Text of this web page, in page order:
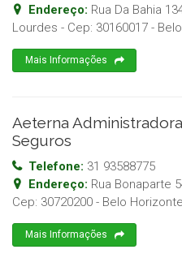
Endereço: Rua Da Bahia
Lourdes - Cep: 30160017 -
Mais Informações
Aeterna
Seguros
Telefone: 31 93588775
Endereço: Rua Bonaparte
Cep: 30720200 - Belo Horizonte
Mais Informações